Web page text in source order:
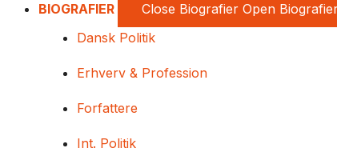
BIOGRAFIER Close Biografier Open
Dansk Politik
Erhverv & Profession
Forfattere
Int. Politik